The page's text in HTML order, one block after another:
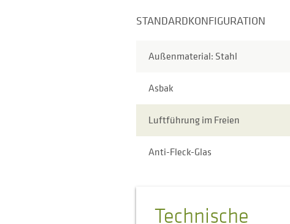
STANDARDKONFIGURATION
Außenmaterial: Stahl
Asbak
Luftführung im Freien
Anti-Fleck-Glas
Technische